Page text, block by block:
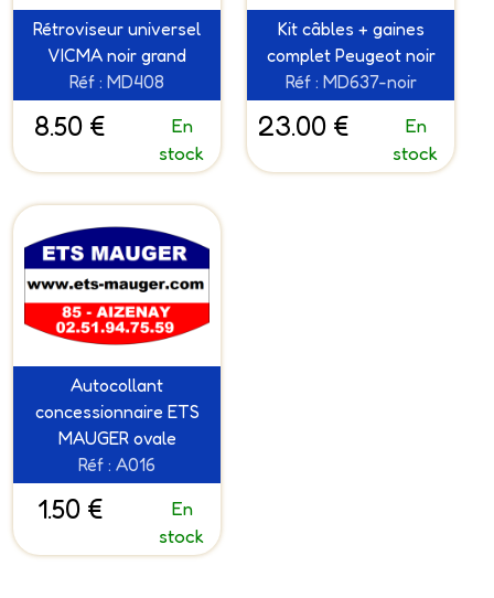
Rétroviseur universel
VICMA noir grand
Réf : MD408
8.50 €
En
stock
Kit câbles + gaines
complet Peugeot noir
Réf : MD637-noir
23.00 €
En
stock
Autocollant
concessionnaire ETS
MAUGER ovale
Réf : A016
1.50 €
En
stock